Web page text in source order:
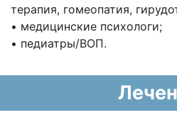
терапия, гомеопатия,
• медицинские психологи;
• педиатры/ВОП.